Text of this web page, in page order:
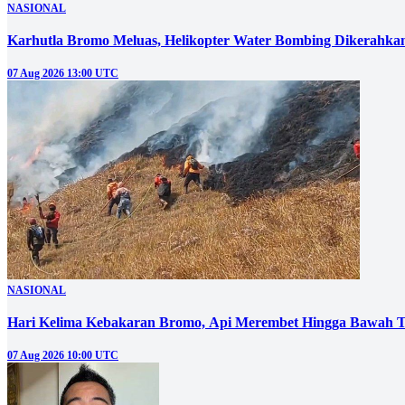
NASIONAL
Karhutla Bromo Meluas, Helikopter Water Bombing
07 Aug 2026 13:00 UTC
NASIONAL
Hari Kelima Kebakaran Bromo, Api Merembet Hingga Bawah
07 Aug 2026 10:00 UTC